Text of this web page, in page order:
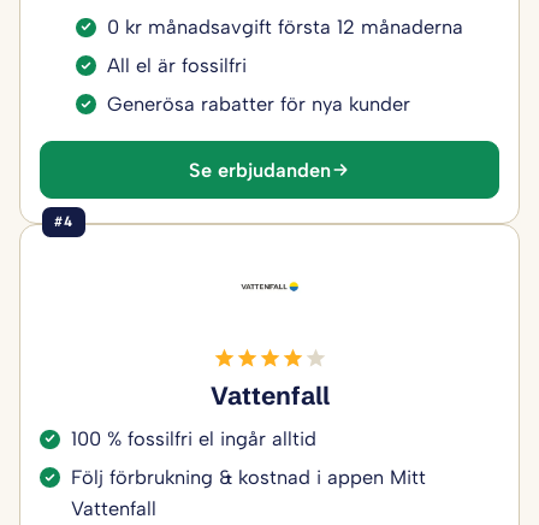
0 kr månadsavgift första 12 månaderna
All el är fossilfri
Generösa rabatter för nya kunder
Se erbjudanden
#4
Vattenfall
100 % fossilfri el ingår alltid
Följ förbrukning & kostnad i appen Mitt
Vattenfall